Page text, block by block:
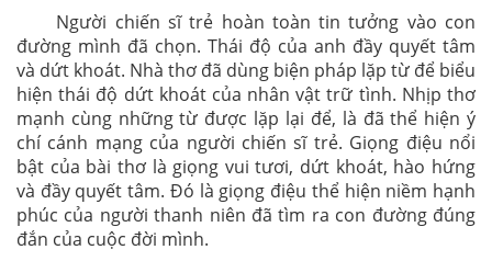
Người chiến sĩ trẻ hoàn toàn tin tưởng vào con
đường mình đã chọn. Thái độ của anh đầy quyết tâm
và dứt khoát. Nhà thơ đã dùng biện pháp lặp từ để biểu
hiện thái độ dứt khoát của nhân vật trữ tình. Nhịp thơ
mạnh cùng những từ được lặp lại để, là đã thể hiện ý
chí cánh mạng của người chiến sĩ trẻ. Giọng điệu nổi
bật của bài thơ là giọng vui tươi, dứt khoát, hào hứng
và đầy quyết tâm. Đó là giọng điệu thể hiện niềm hạnh
phúc của người thanh niên đã tìm ra con đường đúng
đắn của cuộc đời mình.